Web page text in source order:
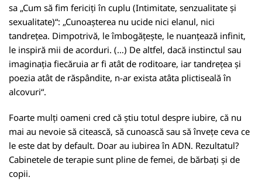
sa „Cum să fim fericiți în cuplu (Intimitate, senzualitate și
sexualitate)“: „Cunoașterea nu ucide nici elanul, nici
tandrețea. Dimpotrivă, le îmbogățește, le nuanțează infinit,
le inspiră mii de acorduri. (…) De altfel, dacă instinctul sau
imaginația fiecăruia ar fi atât de roditoare, iar tandrețea și
poezia atât de răspândite, n-ar exista atâta plictiseală în
alcovuri“.
Foarte mulți oameni cred că știu totul despre iubire, că nu
mai au nevoie să citească, să cunoască sau să învețe ceva ce
le este dat by default. Doar au iubirea în ADN. Rezultatul?
Cabinetele de terapie sunt pline de femei, de bărbați și de
copii.